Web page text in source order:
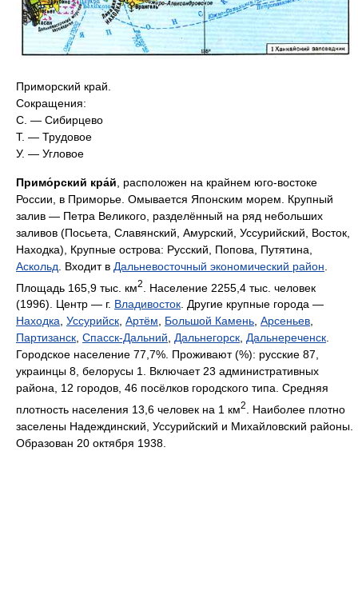
Приморский край.
Сокращения:
С. — Сибирцево
Т. — Трудовое
У. — Угловое
Примо́рский кра́й , расположен на крайнем юго-востоке
России, в Приморье. Омывается Японским морем. Крупный
залив — Петра Великого, разделённый на ряд небольших
заливов (Посьета, Славянский, Амурский, Уссурийский, Восток,
Находка), Крупные острова: Русский, Попова, Путятина,
Аскольд . Входит в Дальневосточный экономический район
Площадь 165,9 тыс. км2
. Население 2255,4 тыс. человек
(1996). Центр — г. Владивосток. Другие крупные города —
Находка, Уссурийск, Артём, Большой Камень, Арсеньев,
Партизанск, Спасск-Дальний, Дальнегорск, Дальнереченск.
Городское население 77,7%. Проживают (%): русские 87,
украинцы 8, белорусы 1. Включает 23 административных
района, 12 городов, 46 посёлков городского типа. Средняя
плотность населения 13,6 человек на 1 км2
. Наиболее плотно
заселены Надеждинский, Уссурийский и Михайловский районы.
Образован 20 октября 1938.